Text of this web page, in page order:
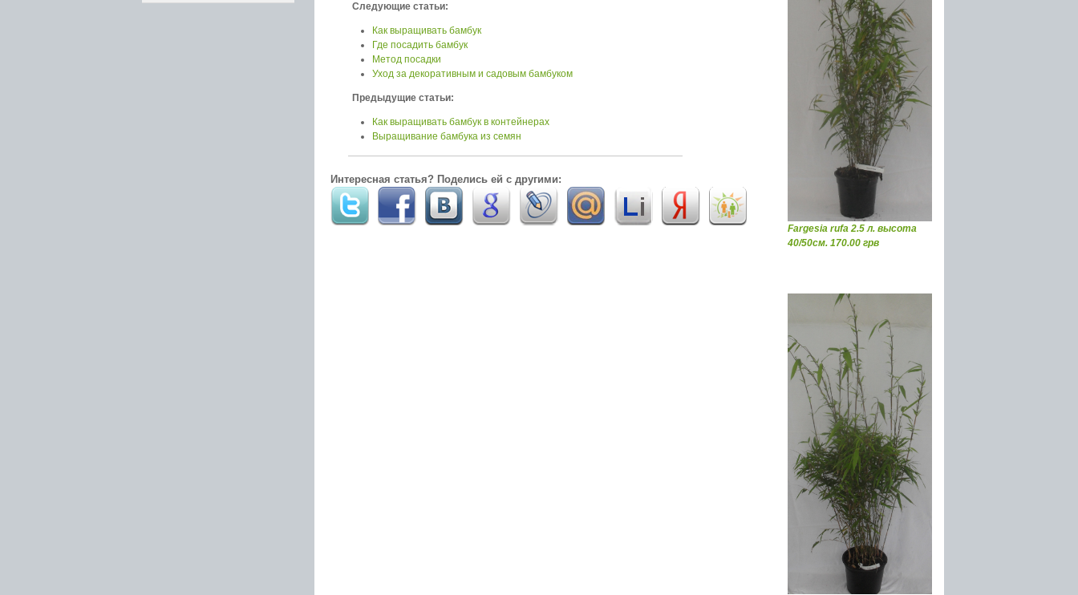
Fargesia rufa 2.5 л. высота
40/50см. 170.00 грв
Следующие статьи:
Как выращивать бамбук
Где посадить бамбук
Метод посадки
Уход за декоративным и садовым бамбуком
Предыдущие статьи:
Как выращивать бамбук в контейнерах
Выращивание бамбука из семян
Интересная статья? Поделись ей с другими: